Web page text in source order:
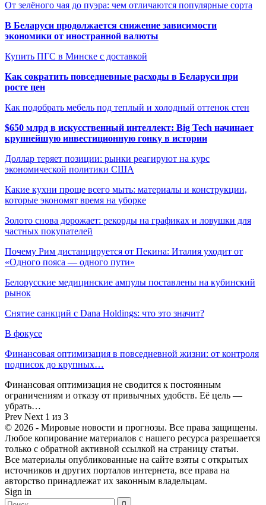
От зелёного чая до пуэра: чем отличаются популярные сорта
В Беларуси продолжается снижение зависимости
экономики от иностранной валюты
Купить ПГС в Минске с доставкой
Как сократить повседневные расходы в Беларуси при
росте цен
Как подобрать мебель под теплый и холодный оттенок стен
$650 млрд в искусственный интеллект: Big Tech начинает
крупнейшую инвестиционную гонку в истории
Доллар теряет позиции: рынки реагируют на курс
экономической политики США
Какие кухни проще всего мыть: материалы и конструкции,
которые экономят время на уборке
Золото снова дорожает: рекорды на графиках и ловушки для
частных покупателей
Почему Рим дистанцируется от Пекина: Италия уходит от
«Одного пояса — одного пути»
Белорусские медицинские ампулы поставлены на кубинский
рынок
Снятие санкций с Dana Holdings: что это значит?
В фокусе
Финансовая оптимизация в повседневной жизни: от контроля
подписок до крупных…
Финансовая оптимизация не сводится к постоянным
ограничениям и отказу от привычных удобств. Её цель —
убрать…
Prev Next 1 из 3
© 2026 - Мировые новости и прогнозы. Все права защищены.
Любое копирование материалов с нашего ресурса разрешается
только с обратной активной ссылкой на страницу статьи.
Все материалы опубликованные на сайте взяты с открытых
источников и других порталов интернета, все права на
авторство принадлежат их законным владельцам.
Sign in